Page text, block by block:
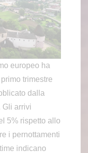
europeo ha
trimestre
dalla
Gli arrivi
5% rispetto allo
i pernottamenti
indicano